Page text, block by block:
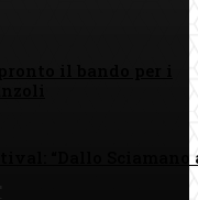
“Dallo